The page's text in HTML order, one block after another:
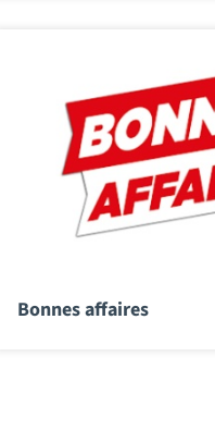
Bonnes affaires